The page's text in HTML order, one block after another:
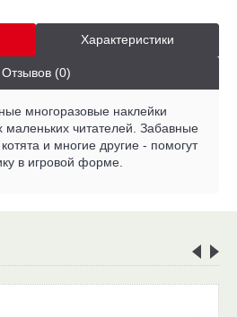
Характеристики
Отзывов (0)
многоразовые наклейки
читателей. Забавные
и многие другие - помогут
в игровой форме.